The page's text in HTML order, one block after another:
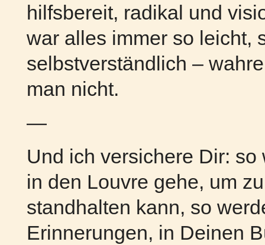
hilfsbereit, radikal und
war alles immer so leicht,
selbstverständlich –
man nicht.
—
Und ich versichere Dir:
in den Louvre gehe, um
standhalten kann, so
Erinnerungen, in Deinen